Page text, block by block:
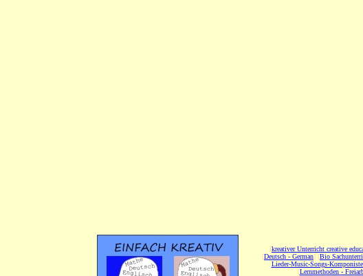
[kreativer Unterricht creative
[Deutsch - German] [Bio
Lieder-Music-Songs-
[Lernmethoden -